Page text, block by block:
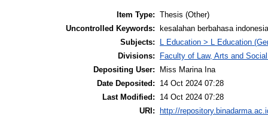
Item Type: Thesis (Other)
Uncontrolled Keywords:
kesalahan berbahasa
Subjects:
L Education > L Education
Divisions:
Faculty of Law, Arts and
Depositing User:
Miss Marina Ina
Date Deposited:
14 Oct 2024 07:28
Last Modified:
14 Oct 2024 07:28
URI:
http://